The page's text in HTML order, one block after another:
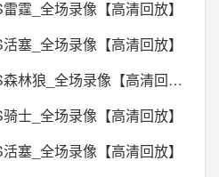
霆_全场录像【高清回放】
塞_全场录像【高清回放】
2026年05月16日 马刺VS森林狼_全场录像【高清回放】
士_全场录像【高清回放】
塞_全场录像【高清回放】